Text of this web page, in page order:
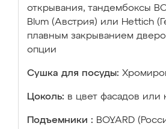
открывания, тандембоксы
Blum (Австрия) или Hettich
плавным закрыванием
опции
Сушка для посуды:
Цоколь: в цвет фасадов или
Подъемники : BOYARD